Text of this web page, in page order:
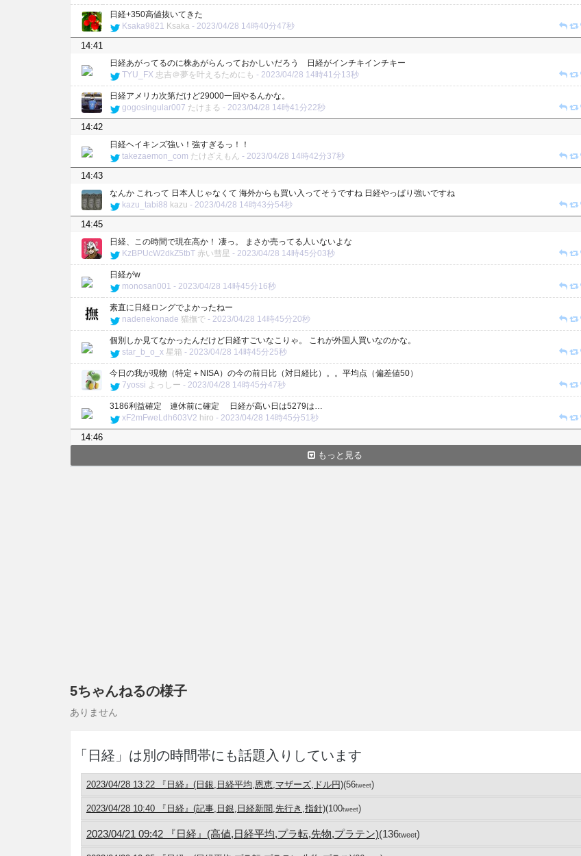
日経+350高値抜いてきた
Ksaka9821 Ksaka - 2023/04/28 14時40分47秒
14:41
日経あがってるのに株あがらんっておかしいだろう 日経がインチキインチキー
TYU_FX 忠吉＠夢を叶えるためにも - 2023/04/28 14時41分13秒
日経アメリカ次第だけど29000一回やるんかな。
gogosingular007 たけまる - 2023/04/28 14時41分22秒
14:42
日経ヘイキンズ強い！強すぎるっ！！
takezaemon_com たけざえもん - 2023/04/28 14時42分37秒
14:43
なんか これって 日本人じゃなくて 海外からも買い入ってそうですね 日経やっぱり強いですね
kazu_tabi88 kazu - 2023/04/28 14時43分54秒
14:45
日経、この時間で現在高か！ 凄っ。 まさか売ってる人いないよな
KzBPUcW2dkZ5tbT 赤い彗星 - 2023/04/28 14時45分03秒
日経がw
monosan001 - 2023/04/28 14時45分16秒
素直に日経ロングでよかったねー
nadenekonade 猫撫で - 2023/04/28 14時45分20秒
個別しか見てなかったんだけど日経すごいなこりゃ。 これが外国人買いなのかな。
star_b_o_x 星箱 - 2023/04/28 14時45分25秒
今日の我が現物（特定＋NISA）の今の前日比（対日経比）。。平均点（偏差値50）
7yossi よっしー - 2023/04/28 14時45分47秒
3186利益確定 連休前に確定 日経が高い日は5279は…
xF2mFweLdh603V2 hiro - 2023/04/28 14時45分51秒
14:46
もっと見る
5ちゃんねるの様子
ありません
「日経」は別の時間帯にも話題入りしています
2023/04/28 13:22 『日経』(日銀,日経平均,恩恵,マザーズ,ドル円)(56tweet)
2023/04/28 10:40 『日経』(記事,日銀,日経新聞,先行き,指針)(100tweet)
2023/04/21 09:42 『日経』(高値,日経平均,プラ転,先物,プラテン)(136tweet)